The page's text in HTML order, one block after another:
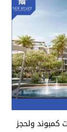
كمبوند ولحجز